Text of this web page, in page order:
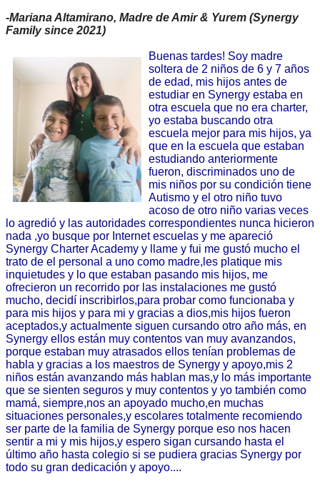
-Mariana Altamirano, Madre de Amir & Yurem (Synergy
Family since 2021)
Buenas tardes! Soy madre
soltera de 2 niños de 6 y 7 años
de edad, mis hijos antes de
estudiar en Synergy estaba en
otra escuela que no era charter,
yo estaba buscando otra
escuela mejor para mis hijos, ya
que en la escuela que estaban
estudiando anteriormente
fueron, discriminados uno de
mis niños por su condición tiene
Autismo y el otro niño tuvo
acoso de otro niño varias veces
lo agredió y las autoridades correspondientes nunca hicieron
nada ,yo busque por Internet escuelas y me apareció
Synergy Charter Academy y llame y fui me gustó mucho el
trato de el personal a uno como madre,les platique mis
inquietudes y lo que estaban pasando mis hijos, me
ofrecieron un recorrido por las instalaciones me gustó
mucho, decidí inscribirlos,para probar como funcionaba y
para mis hijos y para mi y gracias a dios,mis hijos fueron
aceptados,y actualmente siguen cursando otro año más, en
Synergy ellos están muy contentos van muy avanzandos,
porque estaban muy atrasados ellos tenían problemas de
habla y gracias a los maestros de Synergy y apoyo,mis 2
niños están avanzando más hablan mas,y lo más importante
que se sienten seguros y muy contentos y yo también como
mamá, siempre,nos an apoyado mucho,en muchas
situaciones personales,y escolares totalmente recomiendo
ser parte de la familia de Synergy porque eso nos hacen
sentir a mi y mis hijos,y espero sigan cursando hasta el
último año hasta colegio si se pudiera gracias Synergy por
todo su gran dedicación y apoyo....